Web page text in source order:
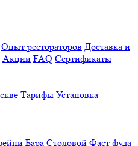
Опыт рестораторов Доставка и
Акции FAQ Сертификаты
Тарифы Установка
Бара Столовой Фаст фуда